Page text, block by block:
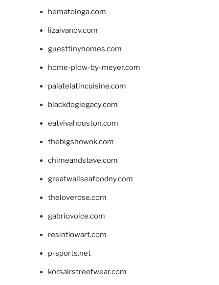
hematologa.com
lizaivanov.com
guesttinyhomes.com
home-plow-by-meyer.com
palatelatincuisine.com
blackdoglegacy.com
eatvivahouston.com
thebigshowok.com
chimeandstave.com
greatwallseafoodny.com
theloverose.com
gabriovoice.com
resinflowart.com
p-sports.net
korsairstreetwear.com